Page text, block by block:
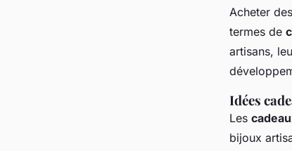
Acheter des
termes de
artisans,
Idées
Les
bijoux